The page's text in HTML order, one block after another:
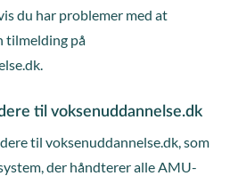
du har problemer med at
tilmelding på
til voksenuddannelse.dk
til voksenuddannelse.dk, som
der håndterer alle AMU-